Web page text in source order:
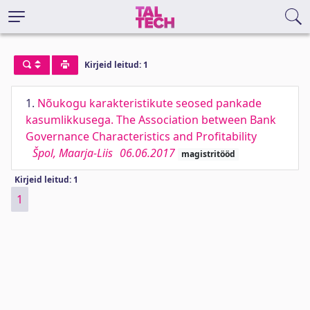
Kirjeid leitud: 1
1. Nõukogu karakteristikute seosed pankade
kasumlikkusega. The Association between Bank
Governance Characteristics and Profitability
Špol, Maarja-Liis 06.06.2017 magistritööd
Kirjeid leitud: 1
1